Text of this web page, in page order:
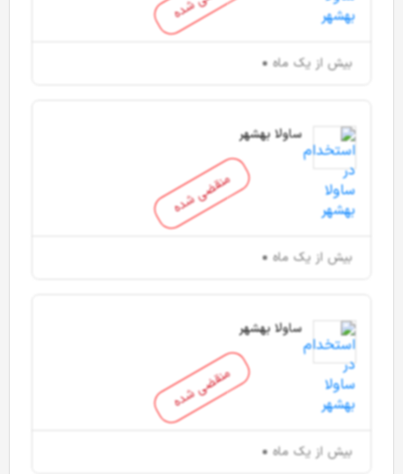
بیش از یک ماه
منقضی شده
ساولا بهشهر
بیش از یک ماه
منقضی شده
ساولا بهشهر
بیش از یک ماه